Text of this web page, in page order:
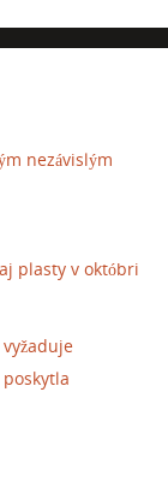
nezávislým
plasty v októbri